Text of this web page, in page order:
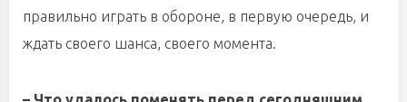
правильно играть в обороне, в первую очередь, и
ждать своего шанса, своего момента.